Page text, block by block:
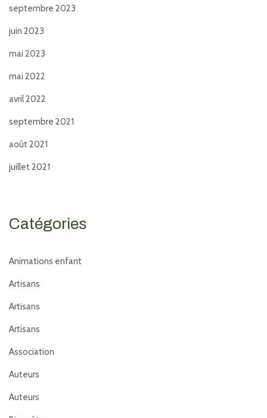
septembre 2023
juin 2023
mai 2023
mai 2022
avril 2022
septembre 2021
août 2021
juillet 2021
Catégories
Animations enfant
Artisans
Artisans
Artisans
Association
Auteurs
Auteurs